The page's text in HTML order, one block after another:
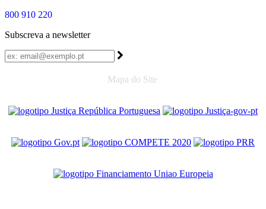
800 910 220
Subscreva a newsletter
Mapa do Site